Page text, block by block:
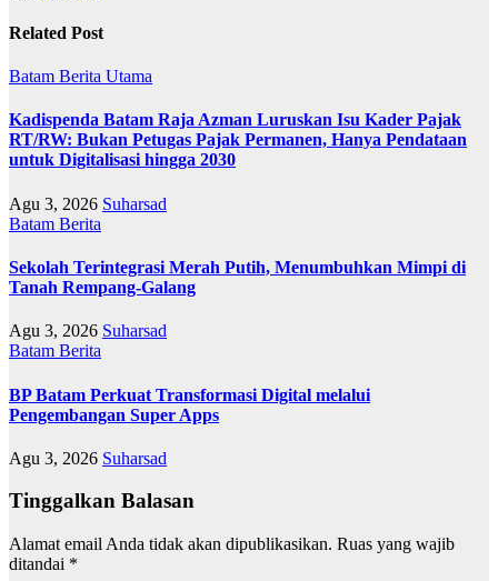
Related Post
Batam Berita Utama
Kadispenda Batam Raja Azman Luruskan Isu Kader Pajak
RT/RW: Bukan Petugas Pajak Permanen, Hanya Pendataan
untuk Digitalisasi hingga 2030
Agu 3, 2026 Suharsad
Batam Berita
Sekolah Terintegrasi Merah Putih, Menumbuhkan Mimpi di
Tanah Rempang-Galang
Agu 3, 2026 Suharsad
Batam Berita
BP Batam Perkuat Transformasi Digital melalui
Pengembangan Super Apps
Agu 3, 2026 Suharsad
Tinggalkan Balasan
Alamat email Anda tidak akan dipublikasikan. Ruas yang wajib
ditandai *